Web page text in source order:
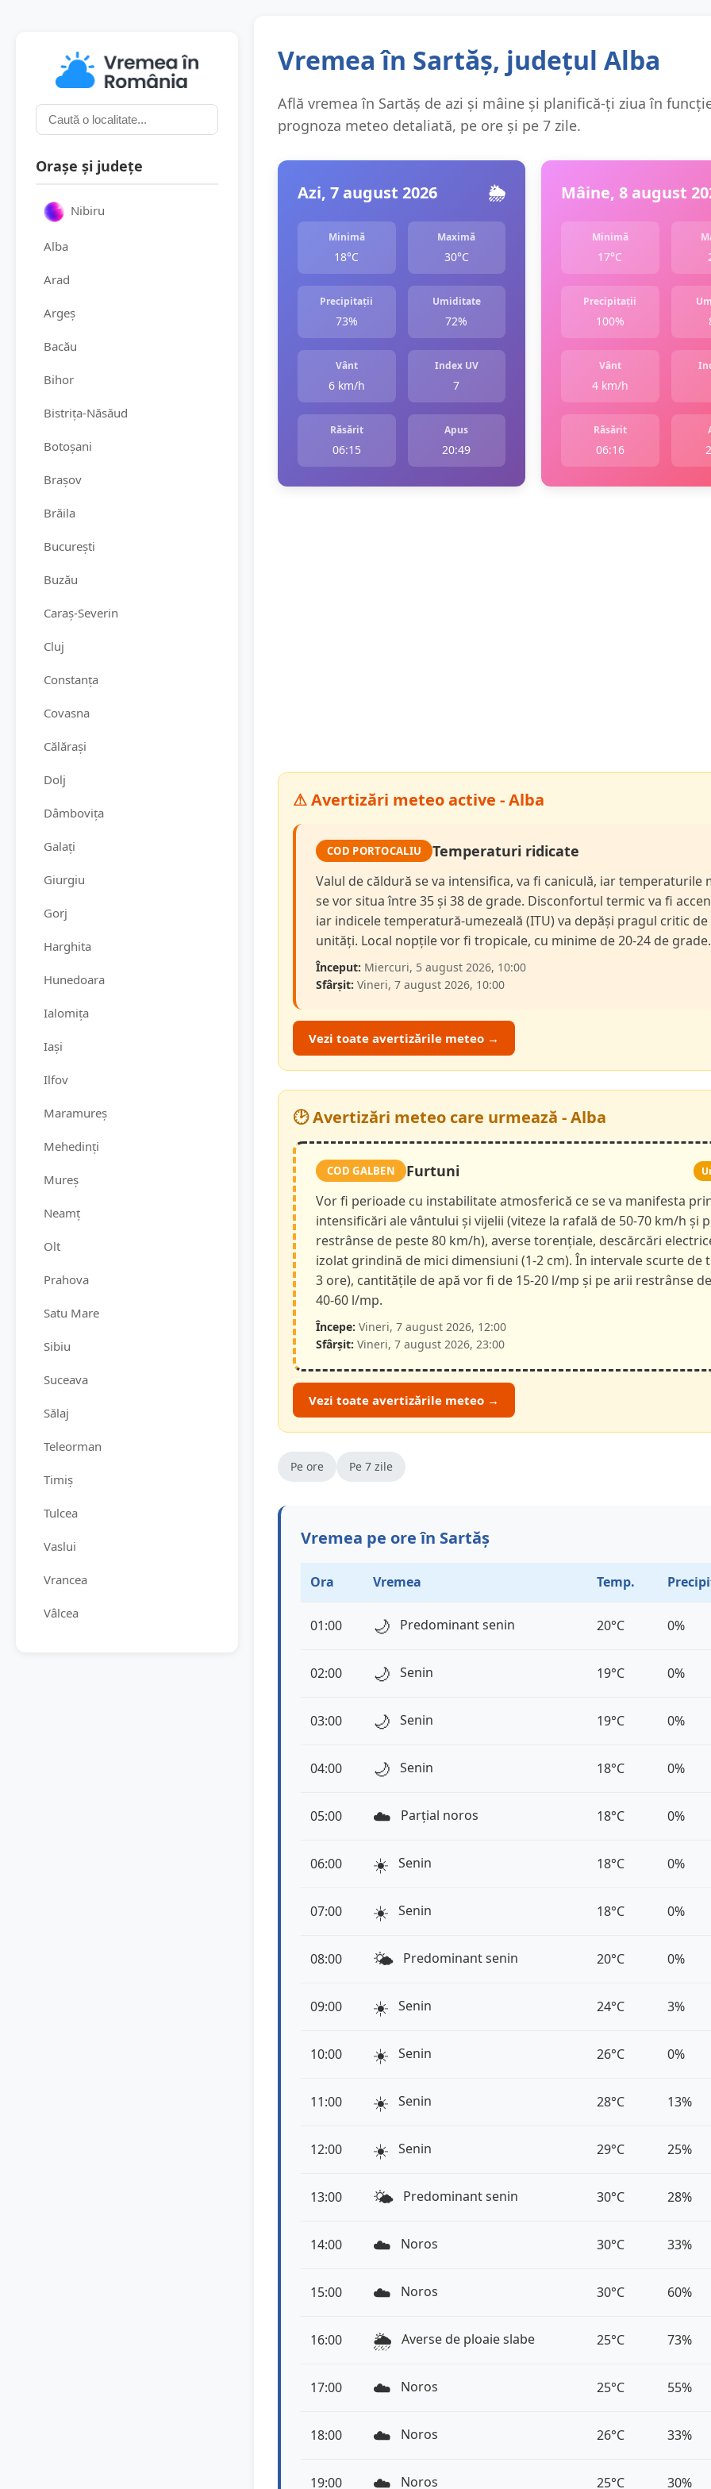
Orașe și județe
Nibiru
Alba
Arad
Argeș
Bacău
Bihor
Bistrița-Năsăud
Botoșani
Brașov
Brăila
București
Buzău
Caraș-Severin
Cluj
Constanța
Covasna
Călărași
Dolj
Dâmbovița
Galați
Giurgiu
Gorj
Harghita
Hunedoara
Ialomița
Iași
Ilfov
Maramureș
Mehedinți
Mureș
Neamț
Olt
Prahova
Satu Mare
Sibiu
Suceava
Sălaj
Teleorman
Timiș
Tulcea
Vaslui
Vrancea
Vâlcea
Vremea în Sartăș, județul Alba
Află vremea în Sartăș de azi și mâine și planifică-ți ziua în
prognoza meteo detaliată, pe ore și pe 7 zile.
Azi, 7 august 2026 🌦️
Minimă
18°C
Maximă
30°C
Precipitații
73%
Umiditate
72%
Vânt
6 km/h
Index UV
7
Răsărit
06:15
Apus
20:49
Mâine, 8 august
Minimă
17°C
Precipitații
100%
Vânt
4 km/h
Răsărit
06:16
⚠ Avertizări meteo active - Alba
COD PORTOCALIU Temperaturi ridicate
Valul de căldură se va intensifica, va fi caniculă, iar temperaturile
se vor situa între 35 și 38 de grade. Disconfortul termic va fi
iar indicele temperatură-umezeală (ITU) va depăși pragul critic de
unități. Local nopțile vor fi tropicale, cu minime de 20-24 de grade.
Început: Miercuri, 5 august 2026, 10:00
Sfârșit: Vineri, 7 august 2026, 10:00
Vezi toate avertizările meteo →
🕑 Avertizări meteo care urmează - Alba
COD GALBEN Furtuni
Vor fi perioade cu instabilitate atmosferică ce se va manifesta
intensificări ale vântului și vijelii (viteze la rafală de 50-70 km/h și
restrânse de peste 80 km/h), averse torențiale, descărcări
izolat grindină de mici dimensiuni (1-2 cm). În intervale scurte de
3 ore), cantitățile de apă vor fi de 15-20 l/mp și pe arii restrânse
40-60 l/mp.
Începe: Vineri, 7 august 2026, 12:00
Sfârșit: Vineri, 7 august 2026, 23:00
Vezi toate avertizările meteo →
Pe ore Pe 7 zile
Vremea pe ore în Sartăș
Ora Vremea Temp.
01:00 🌙 Predominant senin 20°C 0%
02:00 🌙 Senin 19°C 0%
03:00 🌙 Senin 19°C 0%
04:00 🌙 Senin 18°C 0%
05:00 ☁️ Parțial noros 18°C 0%
06:00 ☀️ Senin 18°C 0%
07:00 ☀️ Senin 18°C 0%
08:00 🌤️ Predominant senin 20°C 0%
09:00 ☀️ Senin 24°C 3%
10:00 ☀️ Senin 26°C 0%
11:00 ☀️ Senin 28°C 13%
12:00 ☀️ Senin 29°C 25%
13:00 🌤️ Predominant senin 30°C 28%
14:00 ☁️ Noros 30°C 33%
15:00 ☁️ Noros 30°C 60%
16:00 🌦️ Averse de ploaie slabe 25°C 73%
17:00 ☁️ Noros 25°C 55%
18:00 ☁️ Noros 26°C 33%
19:00 ☁️ Noros 25°C 30%